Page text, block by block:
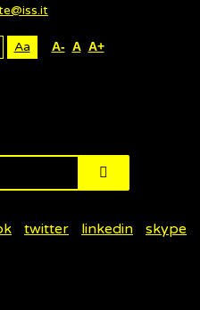
Aa A- A A+
twitter linkedin skype